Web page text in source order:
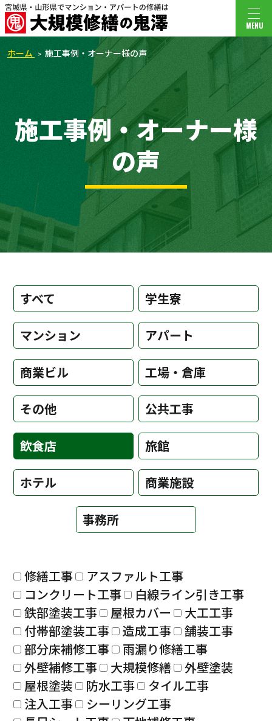
MENU
ホーム 施工事例・オーナー様の声
施工事例・オーナー様
の声
すべて 学生寮
マンション アパート
商業ビル 工場・倉庫
その他 公共工事
飲食店 旅館
ホテル 商業施設
事務所
修繕工事
アスファルト工事
コンクリート工事
白線ライン引き工事
鉄部塗装工事
屋根カバー
大工工事
付帯部塗装工事
造成工事
舗装工事
部分床補修工事
雨漏り修繕工事
外壁補修工事
大規模修繕
外壁塗装
屋根塗装
防水工事
タイル工事
注入工事
シーリング工事